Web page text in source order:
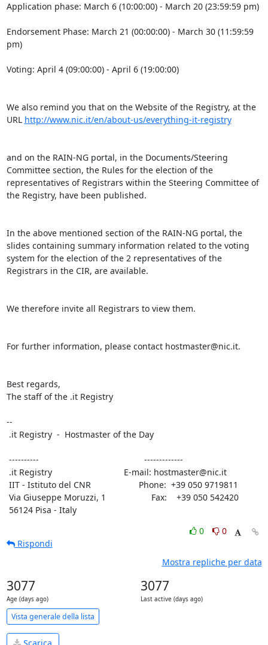
Application phase: March 6 (10:00:00) - March 20 (23:59:59 pm)
Endorsement Phase: March 21 (00:00:00) - March 30 (11:59:59
pm)
Voting: April 4 (09:00:00) - April 6 (19:00:00)
We also remind you that on the Website of the Registry, at the
URL http://www.nic.it/en/about-us/everything-it-registry
and on the RAIN-NG portal, in the Documents/Steering
Committee section, the Rules for the election of the
representatives of Registrars within the Steering Committee of
the Registry, have been published.
In the above mentioned section of the RAIN-NG portal, the
slides containing summary information related to the voting
system for the election of the 2 representatives of the
Registrars in the CIR, are available.
We therefore invite all Registrars to view them.
For further information, please contact hostmaster@nic.it.
Best regards,
The staff of the .it Registry
--
56124 Pisa - Italy
0
0
Rispondi
Mostra repliche per data
3077
Age (days ago)
3077
Last active (days ago)
Vista generale della lista